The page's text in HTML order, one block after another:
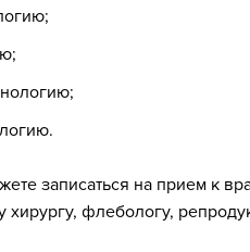
записаться на прием к
хирургу, флебологу,